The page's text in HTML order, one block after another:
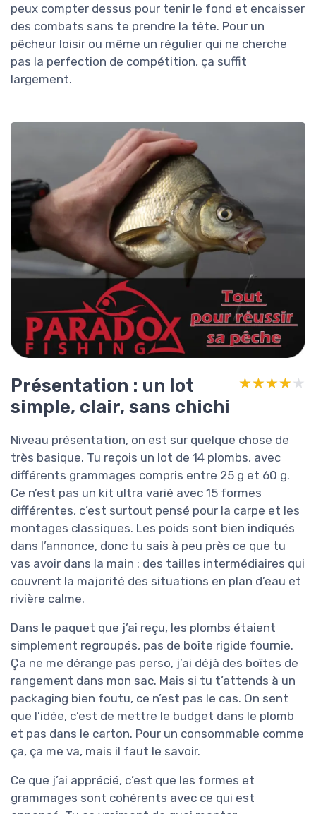
peux compter dessus pour tenir le fond et encaisser
des combats sans te prendre la tête. Pour un
pêcheur loisir ou même un régulier qui ne cherche
pas la perfection de compétition, ça suffit
largement.
Présentation : un lot
simple, clair, sans chichi
★★★★★
★★★★★
Niveau présentation, on est sur quelque chose de
très basique. Tu reçois un lot de 14 plombs, avec
différents grammages compris entre 25 g et 60 g.
Ce n’est pas un kit ultra varié avec 15 formes
différentes, c’est surtout pensé pour la carpe et les
montages classiques. Les poids sont bien indiqués
dans l’annonce, donc tu sais à peu près ce que tu
vas avoir dans la main : des tailles intermédiaires qui
couvrent la majorité des situations en plan d’eau et
rivière calme.
Dans le paquet que j’ai reçu, les plombs étaient
simplement regroupés, pas de boîte rigide fournie.
Ça ne me dérange pas perso, j’ai déjà des boîtes de
rangement dans mon sac. Mais si tu t’attends à un
packaging bien foutu, ce n’est pas le cas. On sent
que l’idée, c’est de mettre le budget dans le plomb
et pas dans le carton. Pour un consommable comme
ça, ça me va, mais il faut le savoir.
Ce que j’ai apprécié, c’est que les formes et
grammages sont cohérents avec ce qui est